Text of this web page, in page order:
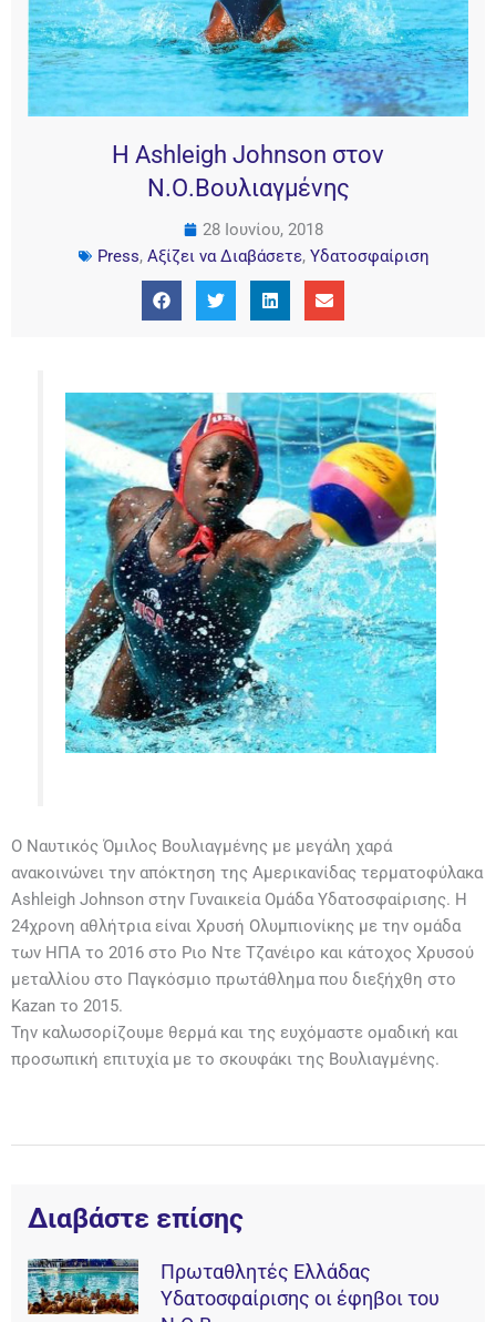
Η Ashleigh Johnson στον
Ν.Ο.Βουλιαγμένης
28 Ιουνίου, 2018
Press, Αξίζει να Διαβάσετε, Υδατοσφαίριση
Ο Ναυτικός Όμιλος Βουλιαγμένης με μεγάλη χαρά
ανακοινώνει την απόκτηση της Αμερικανίδας τερματοφύλακα
Ashleigh Johnson στην Γυναικεία Ομάδα Υδατοσφαίρισης. Η
24χρονη αθλήτρια είναι Χρυσή Ολυμπιονίκης με την ομάδα
των ΗΠΑ το 2016 στο Ριο Ντε Τζανέιρο και κάτοχος Χρυσού
μεταλλίου στο Παγκόσμιο πρωτάθλημα που διεξήχθη στο
Kazan το 2015.
Την καλωσορίζουμε θερμά και της ευχόμαστε ομαδική και
προσωπική επιτυχία με το σκουφάκι της Βουλιαγμένης.
Διαβάστε επίσης
Πρωταθλητές Ελλάδας
Υδατοσφαίρισης οι έφηβοι του